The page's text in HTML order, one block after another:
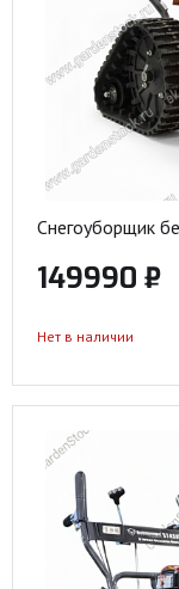
Снегоуборщик
149990 ₽
Нет в наличии